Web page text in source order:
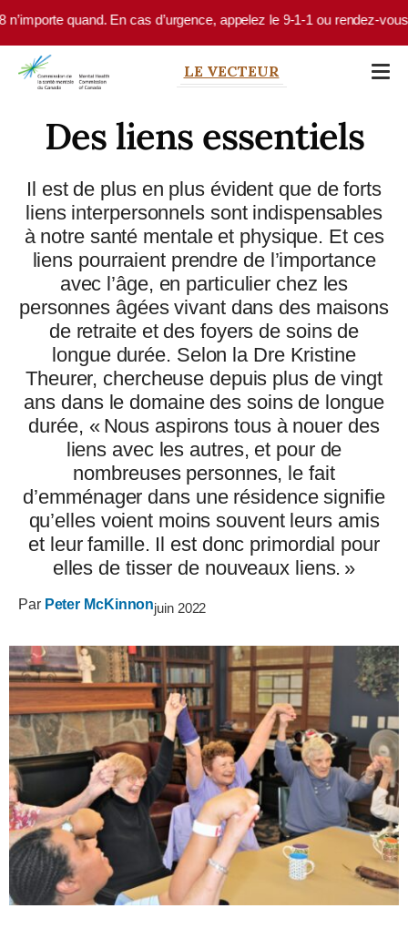
Skip to main content
quand. En cas d’urgence, appelez le 9-1-1 ou rendez-vous à
LE VECTEUR
Des liens essentiels
Il est de plus en plus évident que de forts
liens interpersonnels sont indispensables
à notre santé mentale et physique. Et ces
liens pourraient prendre de l’importance
avec l’âge, en particulier chez les
personnes âgées vivant dans des maisons
de retraite et des foyers de soins de
longue durée. Selon la Dre Kristine
Theurer, chercheuse depuis plus de vingt
ans dans le domaine des soins de longue
durée, « Nous aspirons tous à nouer des
liens avec les autres, et pour de
nombreuses personnes, le fait
d’emménager dans une résidence signifie
qu’elles voient moins souvent leurs amis
et leur famille. Il est donc primordial pour
elles de tisser de nouveaux liens. »
Par Peter McKinnonjuin 2022